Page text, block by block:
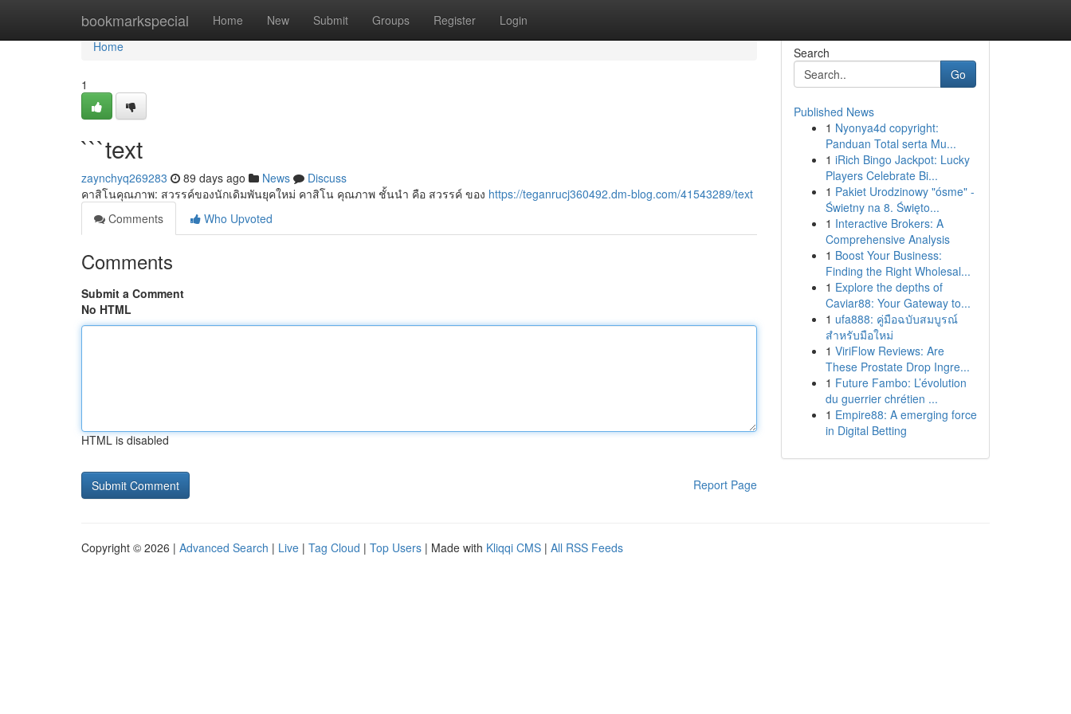
bookmarkspecial Home New Submit Groups Register Login
Home
Home
1
```text
zaynchyq269283 89 days ago News
Discuss
คาสิโนคุณภาพ: สวรรค์ของนักเดิมพันยุคใหม่ คาสิโน คุณภาพ ชั้นนำ คือ สวรรค์ ของ https://teganrucj360492.dm-blog.com/41543289/text
Comments
Who Upvoted
Comments
Submit a Comment
No HTML
HTML is disabled
Report Page
Search
Go
Published News
1 Nyonya4d copyright:
Panduan Total serta Mu...
1 iRich Bingo Jackpot: Lucky
Players Celebrate Bi...
1 Pakiet Urodzinowy "ósme" -
Świetny na 8. Święto...
1 Interactive Brokers: A
Comprehensive Analysis
1 Boost Your Business:
Finding the Right Wholesal...
1 Explore the depths of
Caviar88: Your Gateway to...
1 ufa888: คู่มือฉบับสมบูรณ์
สำหรับมือใหม่
1 ViriFlow Reviews: Are
These Prostate Drop Ingre...
1 Future Fambo: L’évolution
du guerrier chrétien ...
1 Empire88: A emerging force
in Digital Betting
Copyright © 2026 | Advanced Search | Live | Tag Cloud | Top Users | Made with Kliqqi CMS | All RSS Feeds